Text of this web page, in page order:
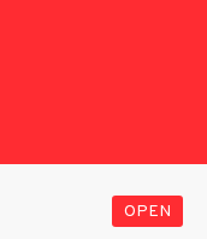
No text andOPEN